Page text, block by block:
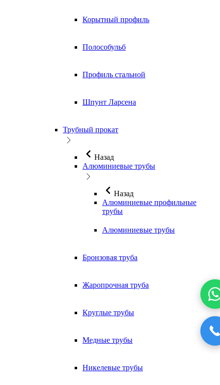
Корытный профиль
Полособульб
Профиль стальной
Шпунт Ларсена
Трубный прокат
Назад
Алюминиевые трубы
Назад
Алюминиевые профильные
трубы
Алюминиевые трубы
Бронзовая труба
Жаропрочная труба
Круглые трубы
Медные трубы
Никелевые трубы